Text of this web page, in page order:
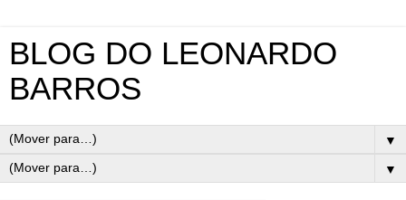
BLOG DO LEONARDO
BARROS
▼
▼